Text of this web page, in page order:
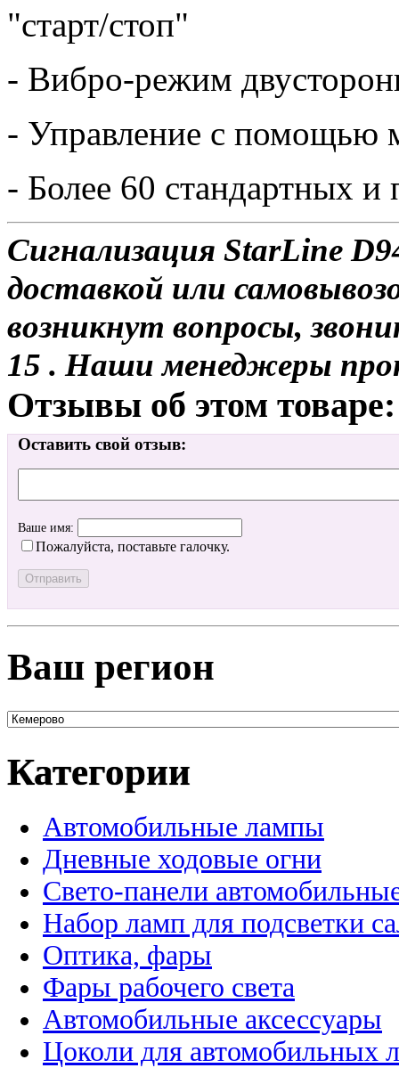
"старт/стоп"
- Вибро-режим
- Управление с помощью
- Более 60 стандартных
Сигнализация StarLine
доставкой или
возникнут вопросы,
15 . Наши менеджеры
Отзывы об этом товаре:
Оставить свой отзыв:
Ваше имя:
Пожалуйста, поставьте галочку.
Ваш регион
Категории
Автомобильные лампы
Дневные ходовые огни
Свето-панели
Набор ламп для подсветки
Оптика, фары
Фары рабочего света
Автомобильные аксессуары
Цоколи для автомобильных